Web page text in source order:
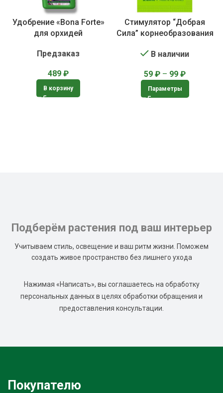
Удобрение «Bona Forte»
для орхидей
Предзаказ
489 ₽
В корзину
Стимулятор “Добрая
Сила” корнеобразования
В наличии
59 ₽ – 99 ₽
Параметры
Подберём растения под ваш интерьер
Учитываем стиль, освещение и ваш ритм жизни. Поможем
создать живое пространство без лишнего ухода
Нажимая «Написать», вы соглашаетесь на обработку
персональных данных в целях обработки обращения и
предоставления консультации.
Покупателю